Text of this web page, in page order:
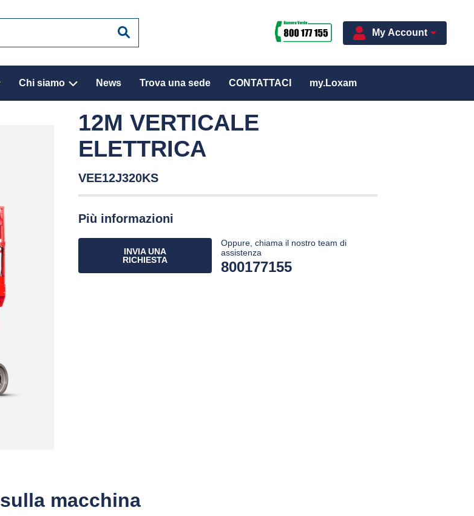
My Account
Chi siamo News Trova una sede CONTATTACI my.Loxam
12M VERTICALE
ELETTRICA
VEE12J320KS
Più informazioni
INVIA UNA
RICHIESTA
Oppure, chiama il nostro team di
assistenza
800177155
macchina